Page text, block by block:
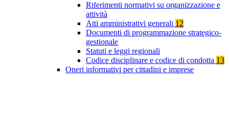
Riferimenti normativi su organizzazione e
attività
Atti amministrativi generali 12
Documenti di programmazione strategico-
gestionale
Statuti e leggi regionali
Codice disciplinare e codice di condotta 13
Oneri informativi per cittadini e imprese